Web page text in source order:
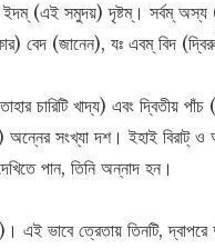
(এই সমুদয়) দৃষ্টম্। সর্বম্
বেদ (জানেন), যঃ এবম্ বিদ
চারিটি খাদ্য) এবং দ্বিতীয় পাঁচ
সংখ্যা দশ। ইহাই বিরাট্
পান, তিনি অন্নাদ হন।
ভাবে ত্রেতায় তিনটি, দ্বাপরে